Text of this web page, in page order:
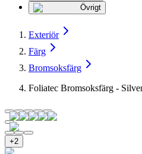
Övrigt
Exteriör
Färg
Bromsoksfärg
Foliatec Bromsoksfärg -
+2